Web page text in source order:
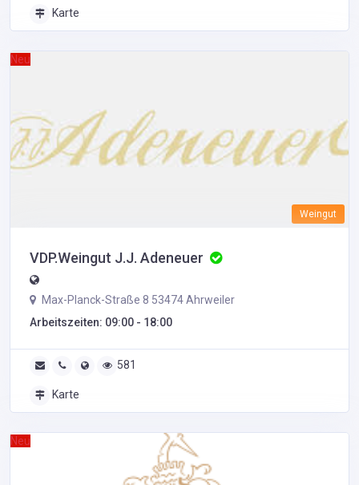
Karte
Neu
Weingut
VDP.Weingut J.J. Adeneuer
Max-Planck-Straße 8 53474 Ahrweiler
Arbeitszeiten: 09:00 - 18:00
581
Karte
Neu